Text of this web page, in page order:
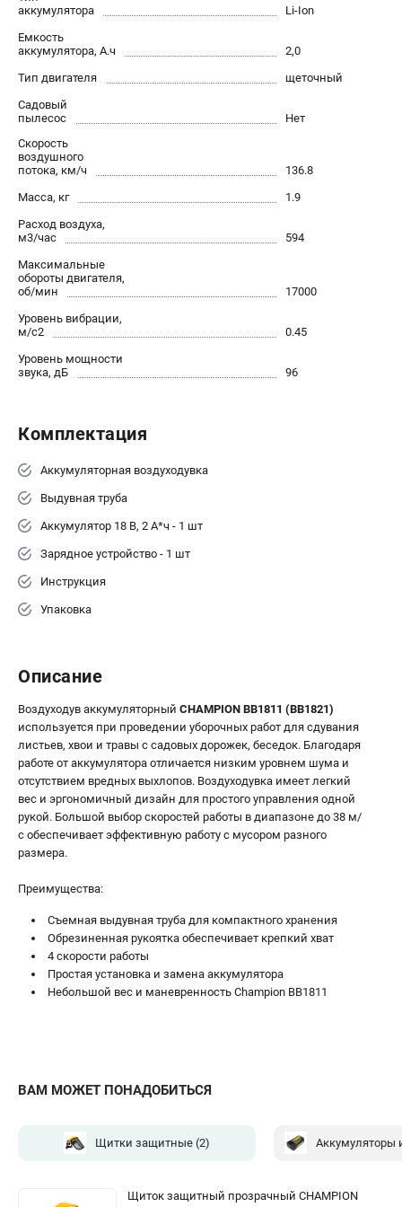
Новости
Юридическим лицам
Контакты
Бонусная программа
Способы оплаты
Как нас найти
КАТАЛОГ
Аккумуляторная техника
Генераторы электричества
Двигатели
Запасные части
Мотоблоки
Мотопомпы
Принадлежности и акссесуары
Садовая техника
Сварочное оборудование
Станки
Уборочная техника
ТЕЛЕФОН (САНКТ-ПЕТЕРБУРГ)
+7 (812) 448-13-08
проспект Александровской Фермы, 29АЛ
вс - выходной
ЗАКАЗ ЗАПЧАСТЕЙ
+7 (8112) 59-12-69
zakaz@championmarket.ru
ВАМ МОЖЕТ ПОНАДОБИТЬСЯ
Щитки защитные (2)
Щиток защитный прозрачный CHAMPION
аккумулятора
Li-Ion
Емкость
аккумулятора, А.ч
2,0
Тип двигателя
щеточный
Садовый
пылесос
Нет
Скорость
воздушного
потока, км/ч
136.8
Масса, кг
1.9
Расход воздуха,
м3/час
594
Максимальные
обороты двигателя,
об/мин
17000
Уровень вибрации,
м/с2
0.45
Уровень мощности
звука, дБ
96
Комплектация
Аккумуляторная воздуходувка
Выдувная труба
Аккумулятор 18 В, 2 А*ч - 1 шт
Зарядное устройство - 1 шт
Инструкция
Упаковка
Описание
Воздуходув аккумуляторный CHAMPION BB1811 (BB1821)
используется при проведении уборочных работ для сдувания
листьев, хвои и травы с садовых дорожек, беседок. Благодаря
работе от аккумулятора отличается низким уровнем шума и
отсутствием вредных выхлопов. Воздуходувка имеет легкий
вес и эргономичный дизайн для простого управления одной
рукой. Большой выбор скоростей работы в диапазоне до 38 м/
с обеспечивает эффективную работу с мусором разного
размера.
Преимущества:
Съемная выдувная труба для компактного хранения
Обрезиненная рукоятка обеспечивает крепкий хват
4 скорости работы
Простая установка и замена аккумулятора
Небольшой вес и маневренность Champion BB1811